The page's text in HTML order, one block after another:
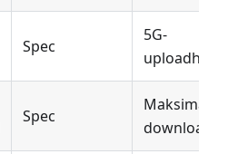
Spec
5G-
Spec
Maksimal